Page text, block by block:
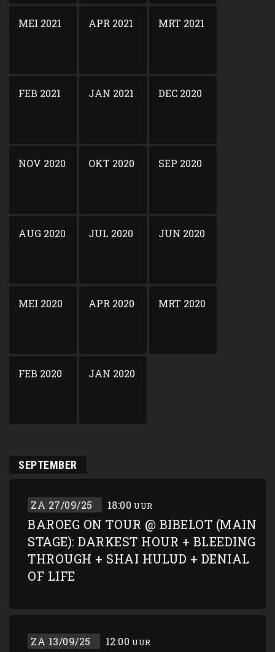
MEI 2021 APR 2021 MRT 2021
FEB 2021 JAN 2021 DEC 2020
NOV 2020 OKT 2020 SEP 2020
AUG 2020 JUL 2020 JUN 2020
MEI 2020 APR 2020 MRT 2020
FEB 2020 JAN 2020
SEPTEMBER
ZA 27/09/25 18:00 UUR
BAROEG ON TOUR @ BIBELOT (MAIN
STAGE): DARKEST HOUR + BLEEDING
THROUGH + SHAI HULUD + DENIAL
OF LIFE
ZA 13/09/25 12:00 UUR